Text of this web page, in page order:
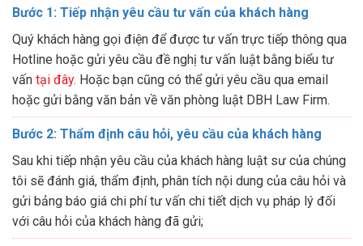
Bước 1: Tiếp nhận yêu cầu tư vấn của khách hàng
Quý khách hàng gọi điện để được tư vấn trực tiếp thông qua
Hotline hoặc gửi yêu cầu đề nghị tư vấn luật bằng biểu tư
vấn tại đây. Hoặc bạn cũng có thể gửi yêu cầu qua email
hoặc gửi bằng văn bản về văn phòng luật DBH Law Firm.
Bước 2: Thẩm định câu hỏi, yêu cầu của khách hàng
Sau khi tiếp nhận yêu cầu của khách hàng luật sư của chúng
tôi sẽ đánh giá, thẩm định, phân tích nội dung của câu hỏi và
gửi bảng báo giá chi phí tư vấn chi tiết dịch vụ pháp lý đối
với câu hỏi của khách hàng đã gửi;